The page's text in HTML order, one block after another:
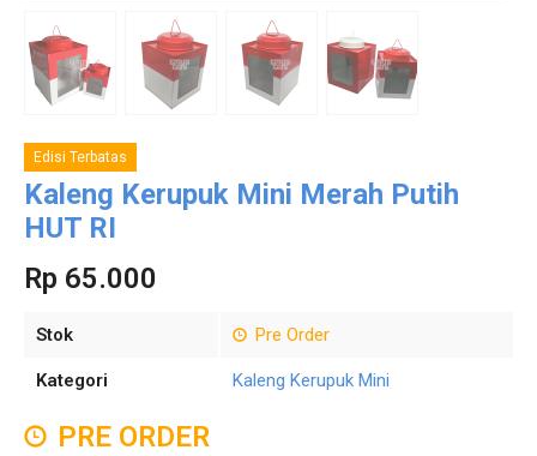
Edisi Terbatas
Kaleng Kerupuk Mini Merah Putih
HUT RI
Rp 65.000
Stok Pre Order
Kategori Kaleng Kerupuk Mini
PRE ORDER